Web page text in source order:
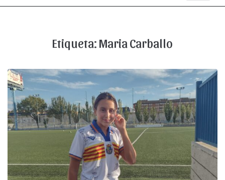
Etiqueta: Maria Carballo